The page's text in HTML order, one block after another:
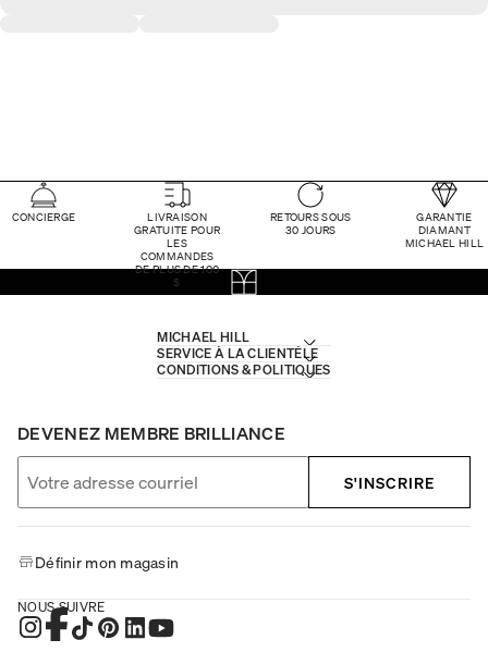
CONCIERGE
LIVRAISON
GRATUITE POUR
LES
COMMANDES
DE PLUS DE 100
$
RETOURS SOUS
30 JOURS
GARANTIE
DIAMANT
MICHAEL HILL
MICHAEL HILL
SERVICE À LA CLIENTÈLE
CONDITIONS & POLITIQUES
DEVENEZ MEMBRE BRILLIANCE
S'INSCRIRE
Définir mon magasin
NOUS SUIVRE